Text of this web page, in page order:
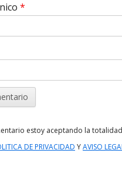
*
estoy aceptando la
DE PRIVACIDAD YAVISO